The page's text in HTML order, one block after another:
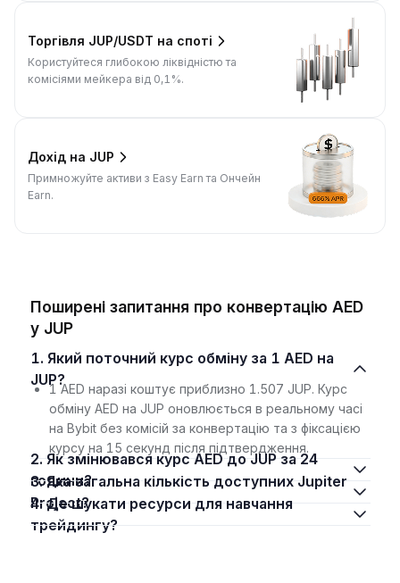
Торгівля JUP/USDT на споті
Користуйтеся глибокою ліквідністю та
комісіями мейкера від 0,1%.
Дохід на JUP
Примножуйте активи з Easy Earn та Ончейн
Earn.
Поширені запитання про конвертацію AED
у JUP
1. Який поточний курс обміну за 1 AED на
JUP?
1 AED наразі коштує приблизно 1.507 JUP. Курс
обміну AED на JUP оновлюється в реальному часі
на Bybit без комісій за конвертацію та з фіксацією
курсу на 15 секунд після підтвердження.
2. Як змінювався курс AED до JUP за 24
години?
3. Яка загальна кількість доступних Jupiter
Project?
4. Де шукати ресурси для навчання
трейдингу?